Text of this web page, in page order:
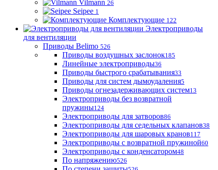
Vilmann 26
Seipee 1
Комплектующие 122
Электроприводы
для вентиляции
Приводы Belimo 526
Приводы воздушных заслонок185
Линейные электроприводы36
Приводы быстрого срабатывания33
Приводы для систем дымоудаления5
Приводы огнезадерживающих систем13
Электроприводы без возвратной
пружины124
Электроприводы для затворов86
Электроприводы для седельных клапанов38
Электроприводы для шаровых кранов117
Электроприводы с возвратной пружиной60
Электроприводы с конденсатором48
По напряжению526